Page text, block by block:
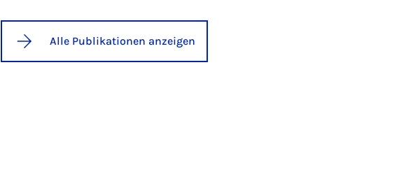
Alle Publikationen anzeigen